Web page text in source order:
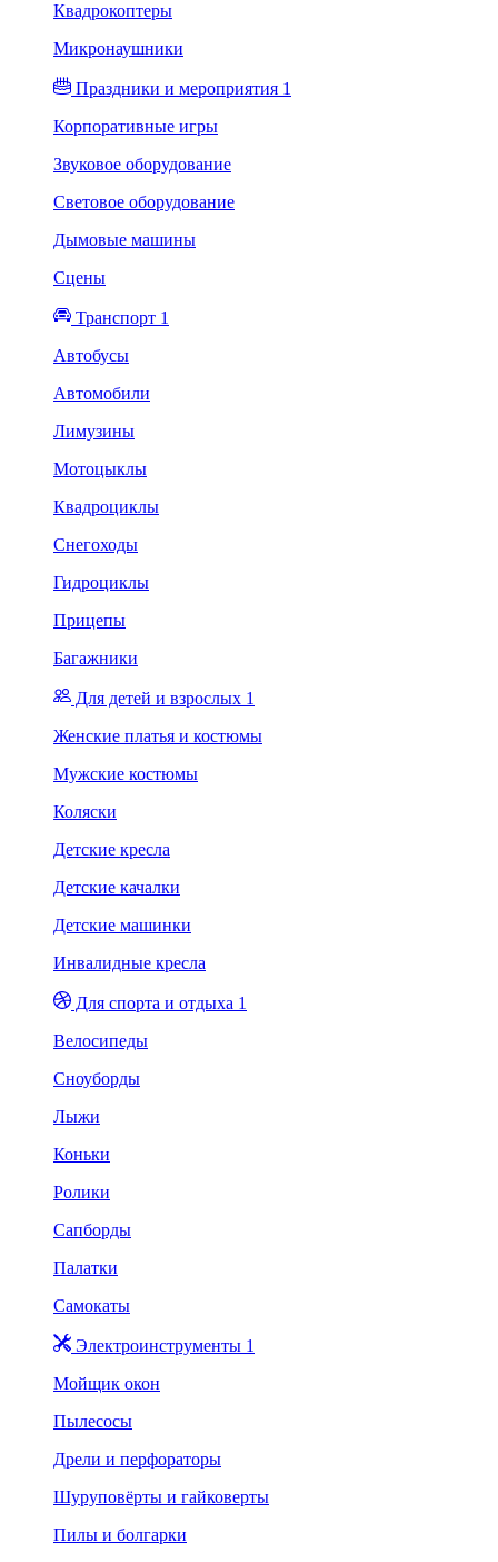
Квадрокоптеры
Микронаушники
Праздники и мероприятия 1
Корпоративные игры
Звуковое оборудование
Световое оборудование
Дымовые машины
Сцены
Транспорт 1
Автобусы
Автомобили
Лимузины
Мотоцыклы
Квадроциклы
Снегоходы
Гидроциклы
Прицепы
Багажники
Для детей и взрослых 1
Женские платья и костюмы
Мужские костюмы
Коляски
Детские кресла
Детские качалки
Детские машинки
Инвалидные кресла
Для спорта и отдыха 1
Велосипеды
Сноуборды
Лыжи
Коньки
Ролики
Сапборды
Палатки
Самокаты
Электроинструменты 1
Мойщик окон
Пылесосы
Дрели и перфораторы
Шуруповёрты и гайковерты
Пилы и болгарки